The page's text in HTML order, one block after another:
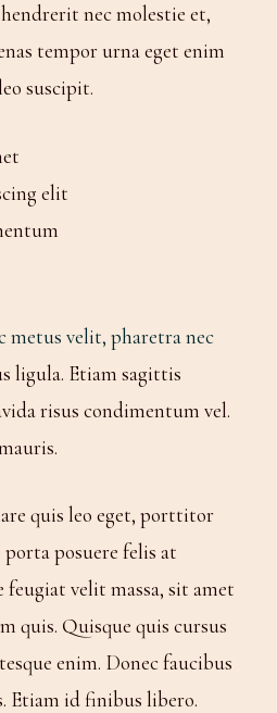
nec molestie et,
tempor urna eget enim
suscipit.
elit
metus velit, pharetra nec
ligula. Etiam sagittis
risus condimentum vel.
quis leo eget, porttitor
posuere felis at
velit massa, sit amet
quis. Quisque quis cursus
enim. Donec faucibus
Etiam id finibus libero.